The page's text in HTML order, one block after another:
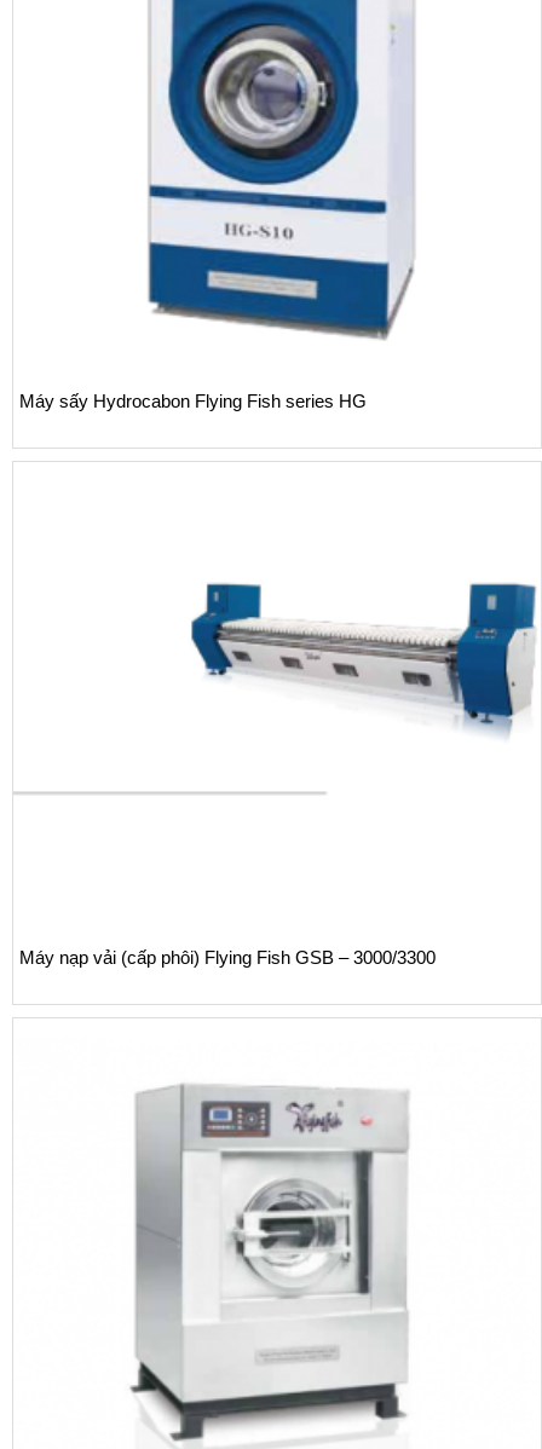
sấy Hydrocabon Flying Fish series HG
nạp vải (cấp phôi) Flying Fish GSB – 3000/3300